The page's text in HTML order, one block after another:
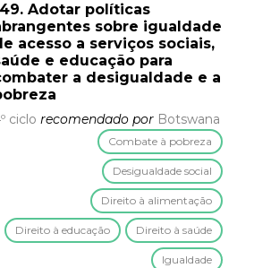
Adotar políticas
sobre igualdade
acesso a serviços sociais,
e educação para
a desigualdade e a
ciclo recomendado por Botswana
Combate à pobreza
Desigualdade social
Direito à alimentação
Direito à educação Direito à saúde
Igualdade